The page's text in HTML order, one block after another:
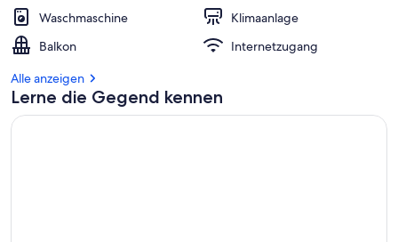
Innenbereich
Waschmaschine
Klimaanlage
Balkon
Internetzugang
Alle anzeigen
Lerne die Gegend kennen